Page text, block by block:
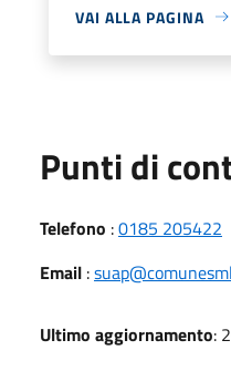
VAI ALLA PAGINA
Punti di
Telefono :0185 205422
Email :
Ultimo aggiornamento: